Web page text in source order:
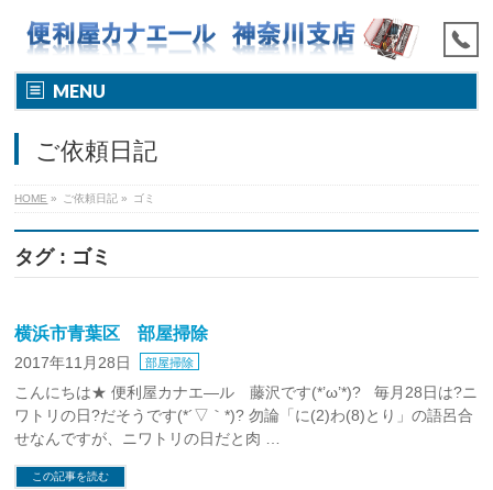
MENU
ご依頼日記
HOME » ご依頼日記 » ゴミ
タグ : ゴミ
横浜市青葉区 部屋掃除
2017年11月28日 部屋掃除
こんにちは★ 便利屋カナエ―ル 藤沢です(*’ω’*)? 毎月28日は?ニ
ワトリの日?だそうです(*´▽｀*)? 勿論「に(2)わ(8)とり」の語呂合
せなんですが、ニワトリの日だと肉 …
この記事を読む